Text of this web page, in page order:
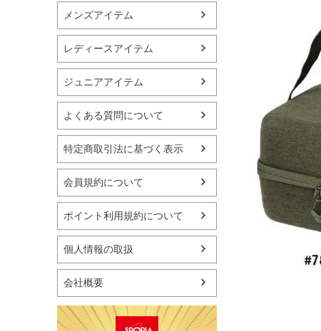
バスケットボール
シューズ
ランニング用品
スポーツアパレル
テニス
バレーボール
フィットネス用品
スイミング用品
マリン
スケートボード
野球・ソフトボール
ゴルフ
卓球用品
バッグ・サングラス
ハンドボール用品
ラグビー用品
メンズアイテム
レディースアイテム
ジュニアアイテム
よくある質問について
特定商取引法に基づく表示
会員規約について
ポイント利用規約について
個人情報の取扱
会社概要